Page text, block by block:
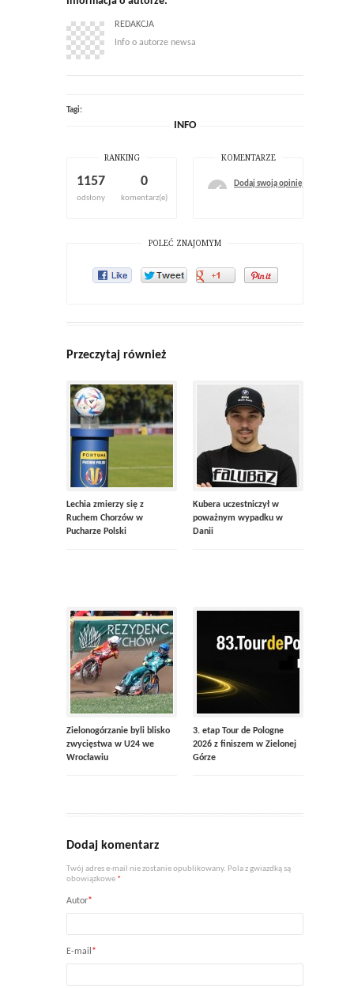
REDAKCJA
Info o autorze newsa
Tagi:
INFO
RANKING
1157
odsłony
0
komentarz(e)
KOMENTARZE
Dodaj swoją opinię
POLEĆ ZNAJOMYM
Przeczytaj również
Lechia zmierzy się z
Ruchem Chorzów w
Pucharze Polski
Kubera uczestniczył w
poważnym wypadku w
Danii
Zielonogórzanie byli blisko
zwycięstwa w U24 we
Wrocławiu
3. etap Tour de Pologne
2026 z finiszem w Zielonej
Górze
Dodaj komentarz
Twój adres e-mail nie zostanie opublikowany. Pola z gwiazdką są
obowiązkowe *
Autor*
E-mail*